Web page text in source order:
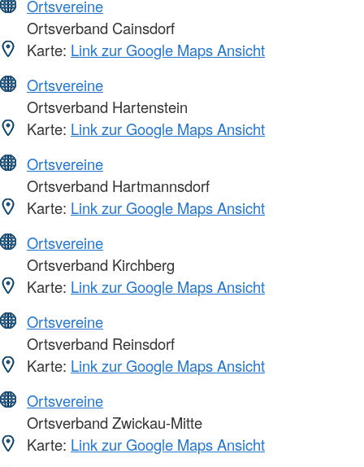
Ortsvereine
Ortsverband Cainsdorf
Karte: Link zur Google Maps Ansicht
Ortsvereine
Ortsverband Hartenstein
Karte: Link zur Google Maps Ansicht
Ortsvereine
Ortsverband Hartmannsdorf
Karte: Link zur Google Maps Ansicht
Ortsvereine
Ortsverband Kirchberg
Karte: Link zur Google Maps Ansicht
Ortsvereine
Ortsverband Reinsdorf
Karte: Link zur Google Maps Ansicht
Ortsvereine
Ortsverband Zwickau-Mitte
Karte: Link zur Google Maps Ansicht